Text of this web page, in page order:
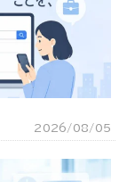
2026/08/05